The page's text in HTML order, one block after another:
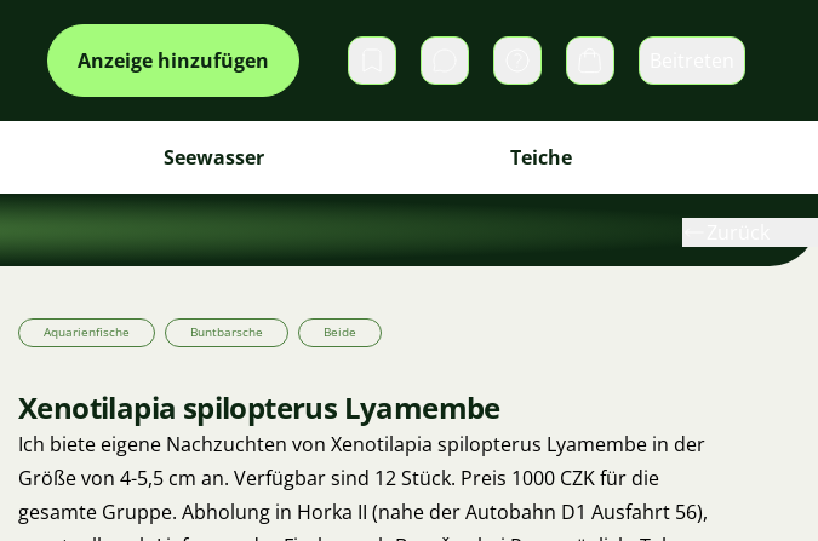
Anzeige hinzufügen DirektnachrichtenWarenkorb
Seewasser Teiche
Aquarienfische Buntbarsche Beide
Xenotilapia spilopterus Lyamembe
Ich biete eigene Nachzuchten von Xenotilapia spilopterus Lyamembe in der
Größe von 4-5,5 cm an. Verfügbar sind 12 Stück. Preis 1000 CZK für die
gesamte Gruppe. Abholung in Horka II (nahe der Autobahn D1 Ausfahrt 56),